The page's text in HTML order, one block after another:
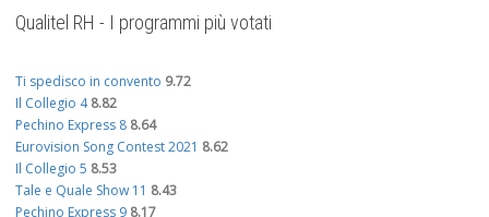
Qualitel RH - I programmi più votati
Ti spedisco in convento 9.72
Il Collegio 4 8.82
Pechino Express 8 8.64
Eurovision Song Contest 2021 8.62
Il Collegio 5 8.53
Tale e Quale Show 11 8.43
Pechino Express 9 8.17